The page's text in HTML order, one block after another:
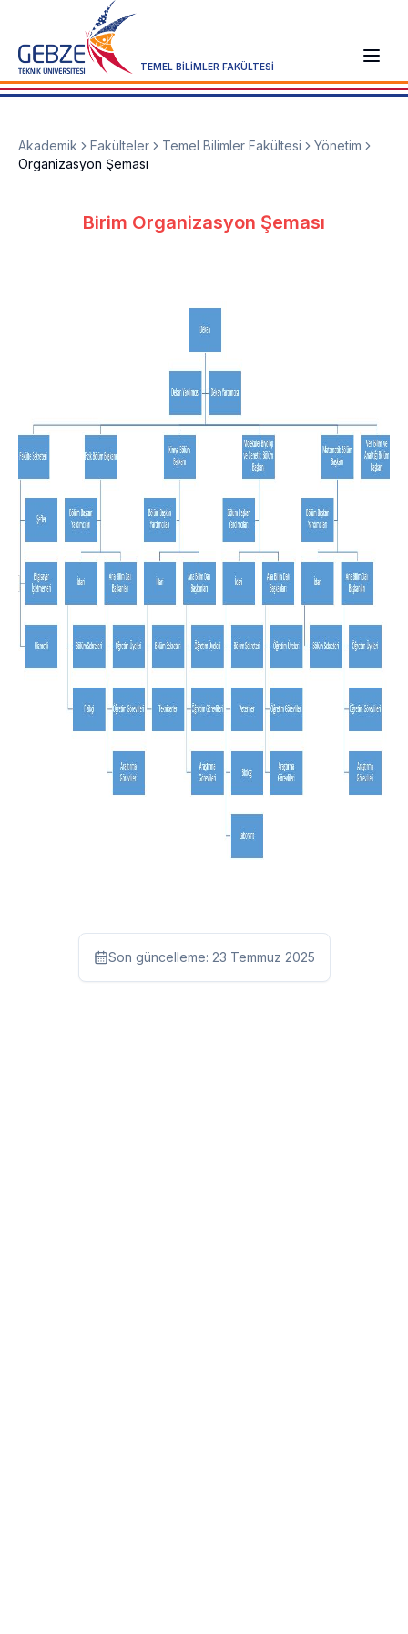
TEMEL BİLİMLER FAKÜLTESİ
Akademik Fakülteler Temel Bilimler Fakültesi
Yönetim
Organizasyon Şeması
Birim Organizasyon Şeması
Son güncelleme: 23 Temmuz 2025